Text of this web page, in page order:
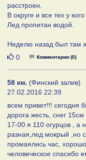
расстроен.
В округе и все тех у
Лед пропитан водой.
Неделю назад был там
Нравится
0 Комментарии (0)
58 км. (Финский залив)
27.02.2016 22:39
всем привет!!! сегодня
дорога жесть, снег
17-00 я 110 огурцов , а
разная,лед мокрый ,но
промаялись час,
человеческое спасибо